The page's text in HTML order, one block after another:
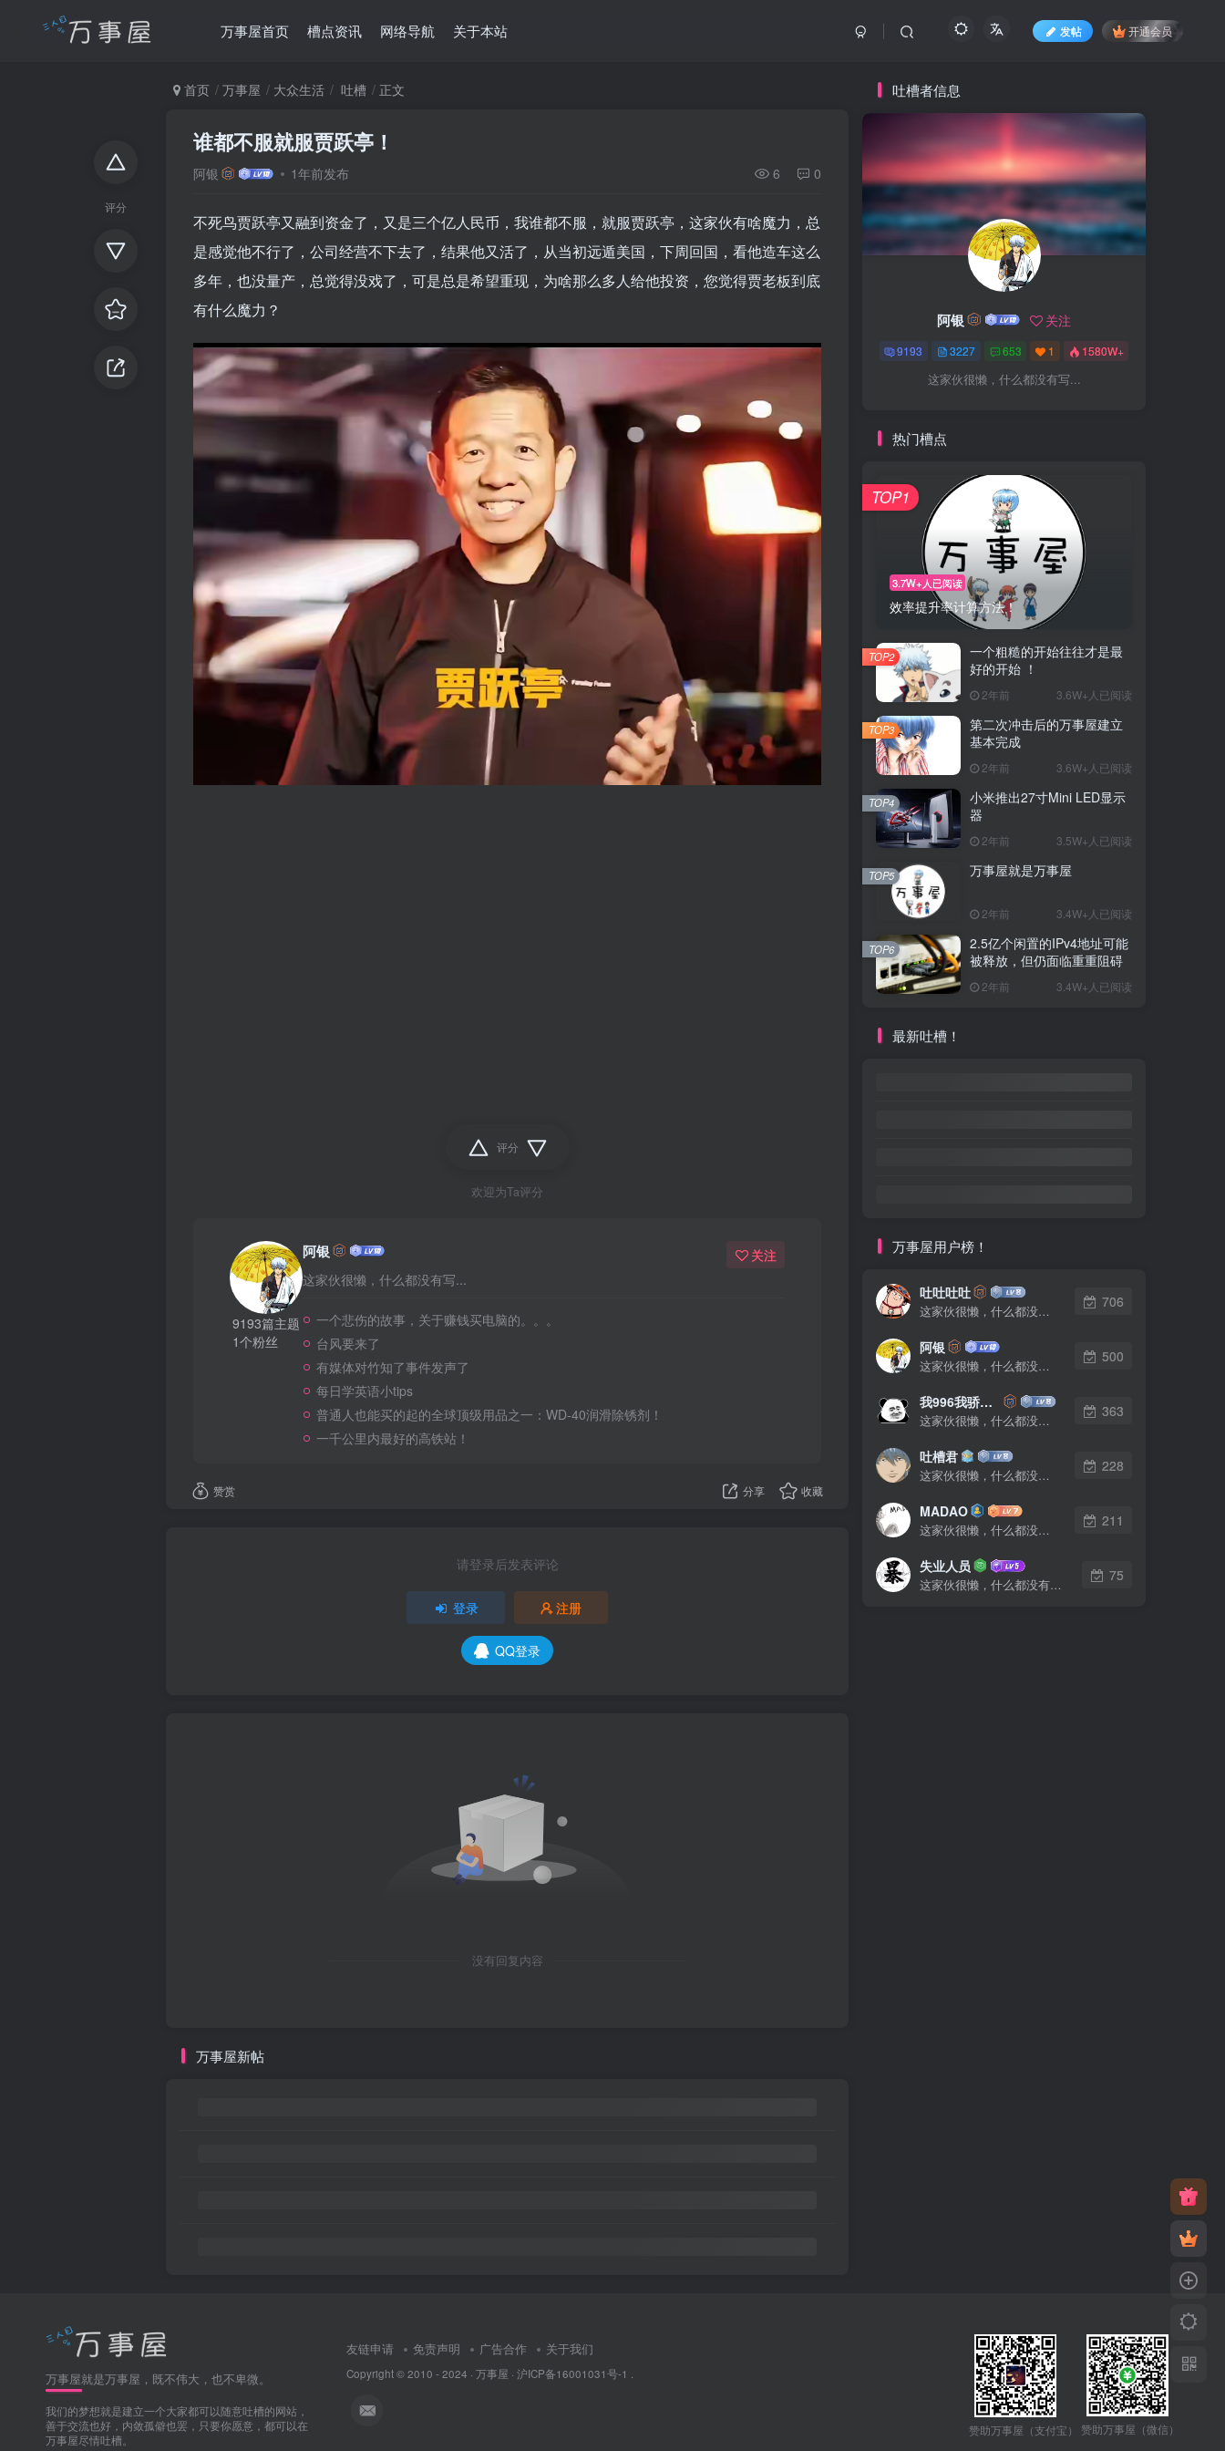
万事屋首页 槽点资讯 网络导航 关于本站 发帖 开通会员
评分
首页 万事屋 大众生活 吐槽 正文
谁都不服就服贾跃亭！
阿银 1年前发布 6 0
不死鸟贾跃亭又融到资金了，又是三个亿人民币，我谁都不服，就服贾跃亭，这家伙有啥魔力，总
是感觉他不行了，公司经营不下去了，结果他又活了，从当初远遁美国，下周回国，看他造车这么
多年，也没量产，总觉得没戏了，可是总是希望重现，为啥那么多人给他投资，您觉得贾老板到底
有什么魔力？
评分
欢迎为Ta评分
9193篇主题
1个粉丝
阿银
这家伙很懒，什么都没有写...
关注
一个悲伤的故事，关于赚钱买电脑的。。。
台风要来了
有媒体对竹知了事件发声了
每日学英语小tips
普通人也能买的起的全球顶级用品之一：WD-40润滑除锈剂！
一千公里内最好的高铁站！
赞赏 分享 收藏
请登录后发表评论
登录 注册
QQ登录
没有回复内容
万事屋新帖
吐槽者信息
阿银 关注
9193 3227 653 1 1580W+
这家伙很懒，什么都没有写...
热门槽点
3.7W+人已阅读
效率提升率计算方法！
TOP1
一个粗糙的开始往往才是最
好的开始 ！
2年前 3.6W+人已阅读
TOP2
第二次冲击后的万事屋建立
基本完成
2年前 3.6W+人已阅读
TOP3
小米推出27寸Mini LED显示
器
2年前 3.5W+人已阅读
TOP4
万事屋就是万事屋
2年前 3.4W+人已阅读
TOP5
2.5亿个闲置的IPv4地址可能
被释放，但仍面临重重阻碍
2年前 3.4W+人已阅读
TOP6
最新吐槽！
万事屋用户榜！
吐吐吐吐
这家伙很懒，什么都没有写...
706
阿银
这家伙很懒，什么都没有写...
500
我996我骄傲了么
这家伙很懒，什么都没有写...
363
吐槽君
这家伙很懒，什么都没有写...
228
MADAO
这家伙很懒，什么都没有写...
211
失业人员
这家伙很懒，什么都没有写...
75
万事屋就是万事屋，既不伟大，也不卑微。
我们的梦想就是建立一个大家都可以随意吐槽的网站，
善于交流也好，内敛孤僻也罢，只要你愿意，都可以在
万事屋尽情吐槽。
友链申请 免责声明 广告合作 关于我们
Copyright © 2010 - 2024 · 万事屋 · 沪ICP备16001031号-1
赞助万事屋（支付宝） 赞助万事屋（微信）